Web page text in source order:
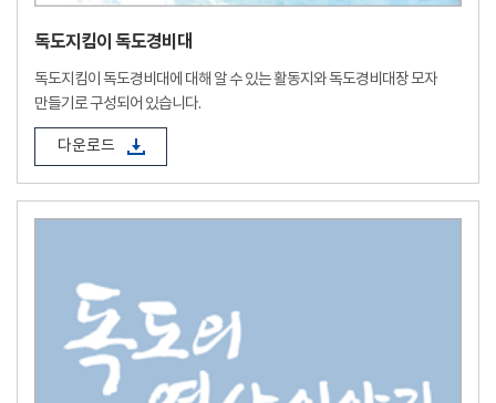
독도지킴이 독도경비대
독도지킴이 독도경비대에 대해 알 수 있는 활동지와 독도경비대장 모자
만들기로 구성되어 있습니다.
다운로드